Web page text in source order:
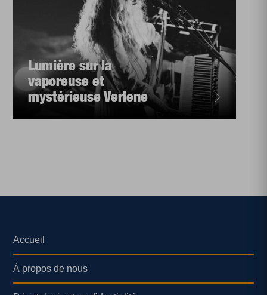
Lumière sur la
vaporeuse et
mystérieuse Verlene
Accueil
À propos de nous